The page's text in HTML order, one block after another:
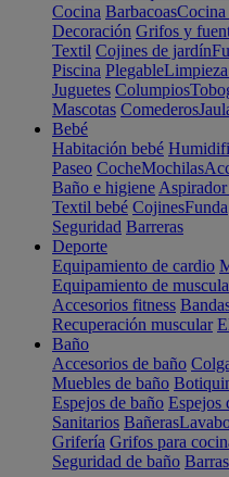
Cocina Barbacoas
Decoración Grifos y
Textil Cojines de jardín
Piscina Plegable
Juguetes Columpios
Mascotas Comederos
Bebé
Habitación bebé
Paseo CocheMochilas
Baño e higiene Aspirador
Textil bebé CojinesFunda
Seguridad Barreras
Deporte
Equipamiento de cardio
Equipamiento de
Accesorios fitness
Recuperación muscular
Baño
Accesorios de baño
Muebles de baño
Espejos de baño Espejos
Sanitarios Bañeras
Grifería Grifos para
Seguridad de baño